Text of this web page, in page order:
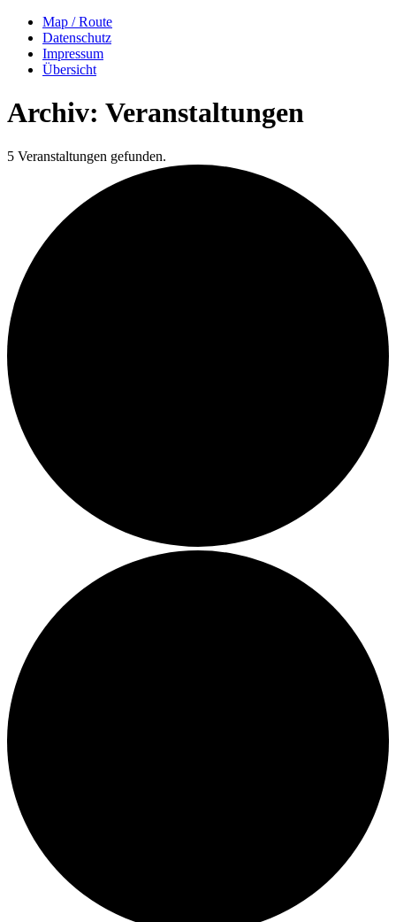
Map / Route
Datenschutz
Impressum
Übersicht
Archiv: Veranstaltungen
5 Veranstaltungen gefunden.